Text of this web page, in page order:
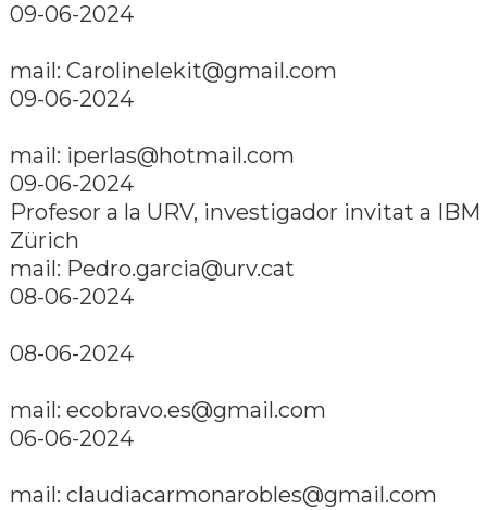
09-06-2024
mail: Carolinelekit@gmail.com
09-06-2024
mail: iperlas@hotmail.com
09-06-2024
Profesor a la URV, investigador invitat a IBM
Zürich
mail: Pedro.garcia@urv.cat
08-06-2024
08-06-2024
mail: ecobravo.es@gmail.com
06-06-2024
mail: claudiacarmonarobles@gmail.com